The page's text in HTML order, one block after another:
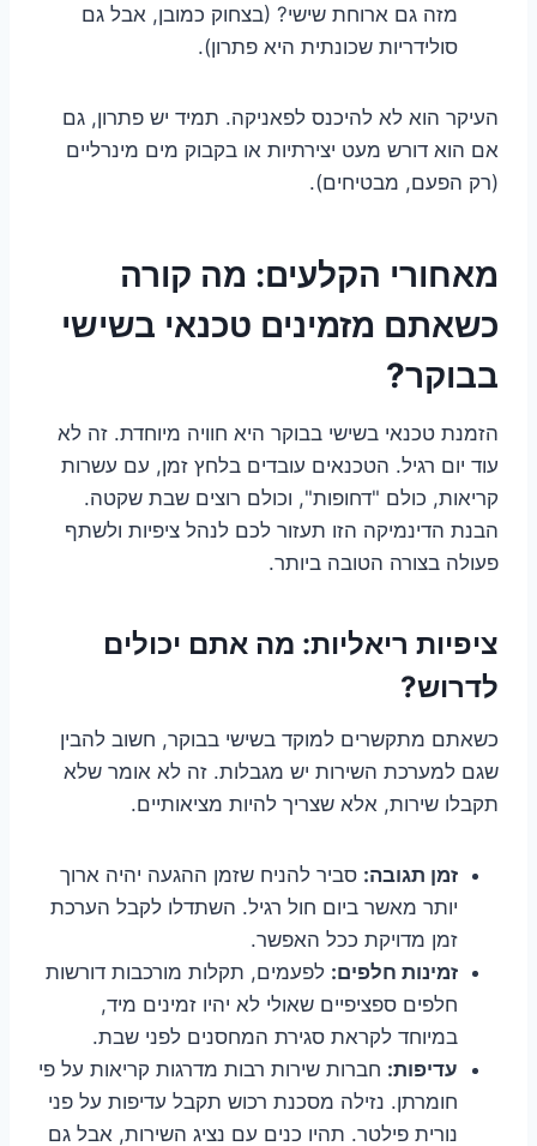
מזה גם ארוחת שישי? (בצחוק כמובן, אבל גם
סולידריות שכונתית היא פתרון).
העיקר הוא לא להיכנס לפאניקה. תמיד יש פתרון, גם
אם הוא דורש מעט יצירתיות או בקבוק מים מינרליים
(רק הפעם, מבטיחים).
מאחורי הקלעים: מה קורה
כשאתם מזמינים טכנאי בשישי
בבוקר?
הזמנת טכנאי בשישי בבוקר היא חוויה מיוחדת. זה לא
עוד יום רגיל. הטכנאים עובדים בלחץ זמן, עם עשרות
קריאות, כולם "דחופות", וכולם רוצים שבת שקטה.
הבנת הדינמיקה הזו תעזור לכם לנהל ציפיות ולשתף
פעולה בצורה הטובה ביותר.
ציפיות ריאליות: מה אתם יכולים
לדרוש?
כשאתם מתקשרים למוקד בשישי בבוקר, חשוב להבין
שגם למערכת השירות יש מגבלות. זה לא אומר שלא
תקבלו שירות, אלא שצריך להיות מציאותיים.
זמן תגובה: סביר להניח שזמן ההגעה יהיה ארוך
יותר מאשר ביום חול רגיל. השתדלו לקבל הערכת
זמן מדויקת ככל האפשר.
זמינות חלפים: לפעמים, תקלות מורכבות דורשות
חלפים ספציפיים שאולי לא יהיו זמינים מיד,
במיוחד לקראת סגירת המחסנים לפני שבת.
עדיפות: חברות שירות רבות מדרגות קריאות על פי
חומרתן. נזילה מסכנת רכוש תקבל עדיפות על פני
נורית פילטר. תהיו כנים עם נציג השירות, אבל גם